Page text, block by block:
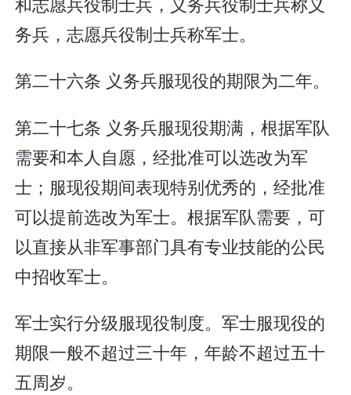
务兵，志愿兵役制士兵称军士。
第二十六条 义务兵服现役的期限为二年。
第二十七条 义务兵服现役期满，根据军队
需要和本人自愿，经批准可以选改为军
士；服现役期间表现特别优秀的，经批准
可以提前选改为军士。根据军队需要，可
以直接从非军事部门具有专业技能的公民
中招收军士。
军士实行分级服现役制度。军士服现役的
期限一般不超过三十年，年龄不超过五十
五周岁。